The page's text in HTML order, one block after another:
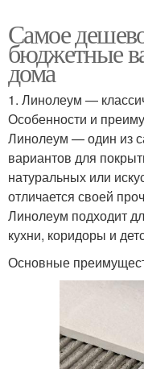
Самое
бюджетные
дома
1. Линолеум —
Особенности и
Линолеум — один из
вариантов для
натуральных или
отличается своей
Линолеум подходит
кухни, коридоры и
Основные